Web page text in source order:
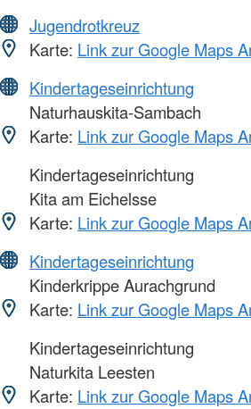
Jugendrotkreuz
Karte: Link zur Google Maps
Kindertageseinrichtung
Naturhauskita-Sambach
Karte: Link zur Google Maps
Kindertageseinrichtung
Kita am Eichelsse
Karte: Link zur Google Maps
Kindertageseinrichtung
Kinderkrippe Aurachgrund
Karte: Link zur Google Maps
Kindertageseinrichtung
Naturkita Leesten
Karte: Link zur Google Maps